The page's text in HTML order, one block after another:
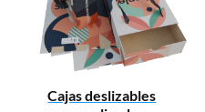
Cajas deslizables